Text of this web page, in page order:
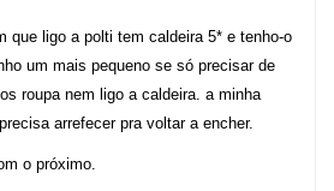
que ligo a polti tem caldeira 5* e tenho-o
um mais pequeno se só precisar de
roupa nem ligo a caldeira. a minha
arrefecer pra voltar a encher.
o próximo.